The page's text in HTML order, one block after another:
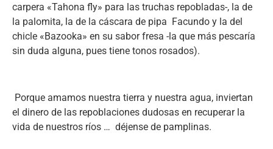
carpera «Tahona fly» para las truchas repobladas-, la de
la palomita, la de la cáscara de pipa Facundo y la del
chicle «Bazooka» en su sabor fresa -la que más pescaría
sin duda alguna, pues tiene tonos rosados).
Porque amamos nuestra tierra y nuestra agua, inviertan
el dinero de las repoblaciones dudosas en recuperar la
vida de nuestros ríos … déjense de pamplinas.